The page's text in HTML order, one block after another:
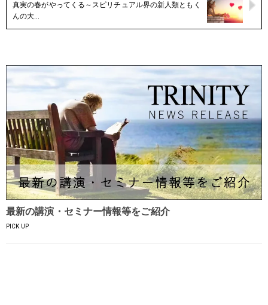
真実の春がやってくる～スピリチュアル界の新人類ともく
んの大…
最新の講演・セミナー情報等をご紹介
PICK UP